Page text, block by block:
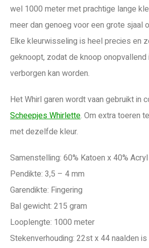
wel 1000 meter met prachtige lange
meer dan genoeg voor een grote sjaal
Elke kleurwisseling is heel precies en
geknoopt, zodat de knoop onopvallend
verborgen kan worden.
Het Whirl garen wordt vaan gebruikt in
Scheepjes Whirlette. Om extra toeren
met dezelfde kleur.
Samenstelling: 60% Katoen x 40% Acryl
Pendikte: 3,5 – 4 mm
Garendikte: Fingering
Bal gewicht: 215 gram
Looplengte: 1000 meter
Stekenverhouding: 22st x 44 naalden